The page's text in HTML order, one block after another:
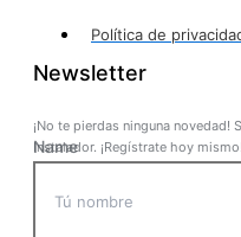
Política de
Newsletter
¡No te pierdas ninguna novedad!
Instalador. ¡Regístrate hoy mismo!
Name